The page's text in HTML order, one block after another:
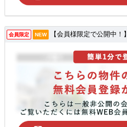
会員限定 NEW 【会員様限定で公開中！】